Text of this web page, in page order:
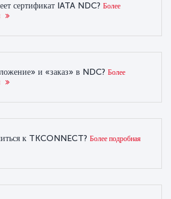
сертификат IATA NDC? Более
и «заказ» в NDC? Более
к TKCONNECT? Более подробная